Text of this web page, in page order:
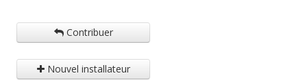
Contribuer
Nouvel installateur